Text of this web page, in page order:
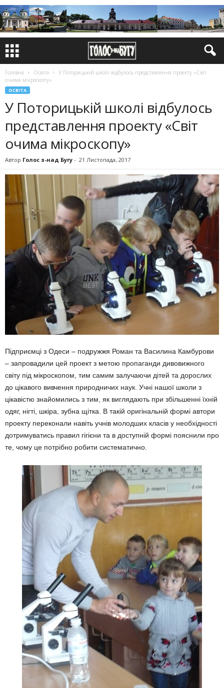
Головна Освіта
У Поторицькій школі відбулось представлення проекту «Світ
очима мікроскопу»
ОСВІТА
У Поторицькій школі відбулось
представлення проекту «Світ
очима мікроскопу»
Автор Голос з-над Бугу - 21 Листопада, 2017
Підприємці з Одеси – подружжя Роман та Василина Камбурови
– запровадили цей проект з метою пропаганди дивовижного
світу під мікроскопом, тим самим залучаючи дітей та дорослих
до цікавого вивчення природничих наук. Учні нашої школи з
цікавістю знайомились з тим, як виглядають при збільшенні їхній
одяг, нігті, шкіра, зубна щітка. В такій оригінальній формі автори
проекту переконали навіть учнів молодших класів у необхідності
дотримуватись правил гігієни та в доступній формі пояснили про
те, чому це потрібно робити систематично.